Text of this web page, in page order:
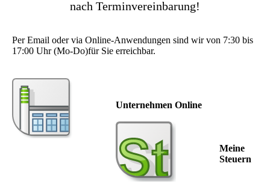
nach Terminvereinbarung!
Per Email oder via Online-Anwendungen sind wir von 7:30 bis
17:00 Uhr (Mo-Do)für Sie erreichbar.
Unternehmen Online
Meine
Steuern